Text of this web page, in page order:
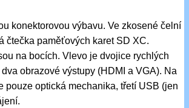
konektorovou výbavu. Ve zkosené čelní
čtečka paměťových karet SD XC.
na bocích. Vlevo je dvojice rychlých
obrazové výstupy (HDMI a VGA). Na
pouze optická mechanika, třetí USB (jen